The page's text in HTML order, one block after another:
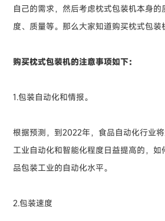
自己的需求，然后考虑枕式包装机本身
度、质量等。那么大家知道购买枕式包装
购买枕式包装机的注意事项如下：
1.包装自动化和情报。
根据预测，到2022年，食品自动化行业
工业自动化和智能化程度日益提高的，如
品包装工业的自动化水平。
2.包装速度